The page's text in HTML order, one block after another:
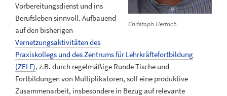
Christoph Hertrich
Vorbereitungsdienst und ins
Berufsleben sinnvoll. Aufbauend
auf den bisherigen
Vernetzungsaktivitäten des
Praxiskollegs und des Zentrums für Lehrkräftefortbildung
(ZELF), z.B. durch regelmäßige Runde Tische und
Fortbildungen von Multiplikatoren, soll eine produktive
Zusammenarbeit, insbesondere in Bezug auf relevante